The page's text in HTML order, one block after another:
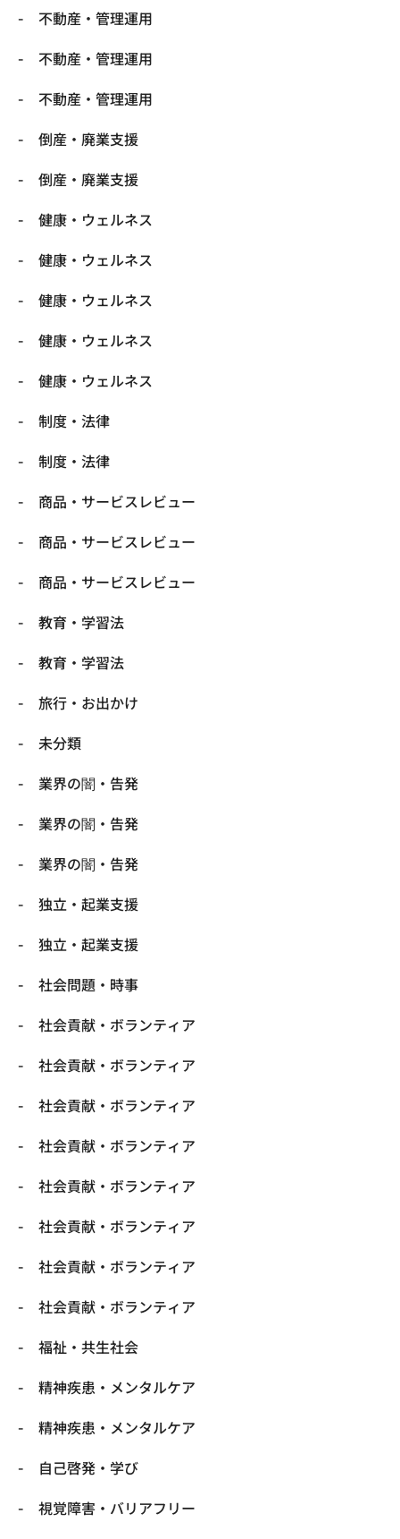
不動産・管理運用
不動産・管理運用
不動産・管理運用
倒産・廃業支援
倒産・廃業支援
健康・ウェルネス
健康・ウェルネス
健康・ウェルネス
健康・ウェルネス
健康・ウェルネス
制度・法律
制度・法律
商品・サービスレビュー
商品・サービスレビュー
商品・サービスレビュー
教育・学習法
教育・学習法
旅行・お出かけ
未分類
業界の闇・告発
業界の闇・告発
業界の闇・告発
独立・起業支援
独立・起業支援
社会問題・時事
社会貢献・ボランティア
社会貢献・ボランティア
社会貢献・ボランティア
社会貢献・ボランティア
社会貢献・ボランティア
社会貢献・ボランティア
社会貢献・ボランティア
社会貢献・ボランティア
福祉・共生社会
精神疾患・メンタルケア
精神疾患・メンタルケア
自己啓発・学び
視覚障害・バリアフリー